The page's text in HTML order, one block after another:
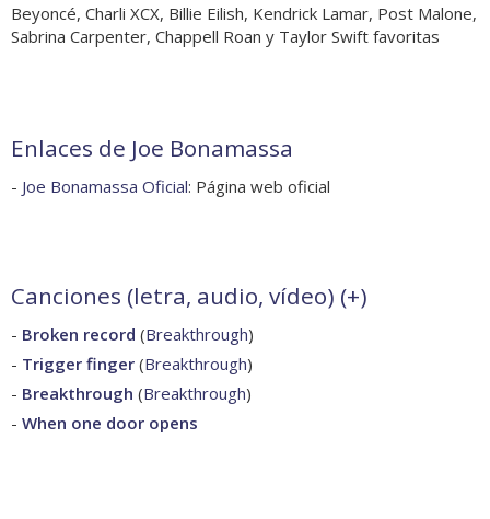
Beyoncé, Charli XCX, Billie Eilish, Kendrick Lamar, Post Malone,
Sabrina Carpenter, Chappell Roan y Taylor Swift favoritas
Enlaces de Joe Bonamassa
- Joe Bonamassa Oficial: Página web oficial
Canciones (letra, audio, vídeo) (+)
- Broken record (Breakthrough)
- Trigger finger (Breakthrough)
- Breakthrough (Breakthrough)
- When one door opens